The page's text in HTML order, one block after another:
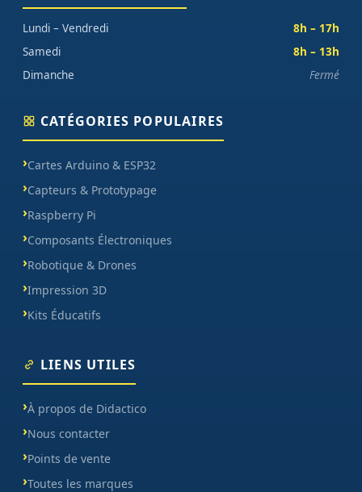
Lundi – Vendredi
8h – 17h
Samedi
8h – 13h
Dimanche
Fermé
CATÉGORIES POPULAIRES
Cartes Arduino & ESP32
Capteurs & Prototypage
Raspberry Pi
Composants Électroniques
Robotique & Drones
Impression 3D
Kits Éducatifs
LIENS UTILES
À propos de Didactico
Nous contacter
Points de vente
Toutes les marques